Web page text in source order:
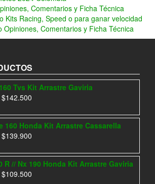
Comentarios y Ficha Técnica
Kits Racing, Speed o para ganar velocidad
Opiniones, Comentarios y Ficha Técnica
Tvs Kit Arrastre Gaviria
$142.500
160 Honda Kit Arrastre Cassarella
$139.900
R // Nx 190 Honda Kit Arrastre Gaviria
$109.500